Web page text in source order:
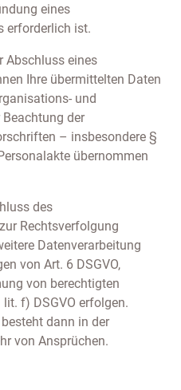
eines
erforderlich ist.
Abschluss eines
Ihre übermittelten Daten
und
der
– insbesondere §
übernommen
des
Rechtsverfolgung
Datenverarbeitung
von Art. 6 DSGVO,
von berechtigten
f) DSGVO erfolgen.
dann in der
von Ansprüchen.